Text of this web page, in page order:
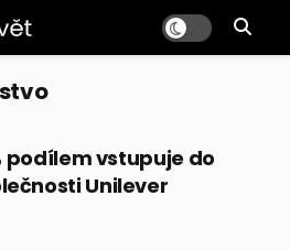
podílem vstupuje do
Unilever